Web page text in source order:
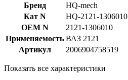
Бренд
HQ-mech
Кат N
HQ-2121-1306010
OEM N
2121-1306010
Применяемость ВАЗ 2121
Артикул
2006904758519
Показать все характеристики